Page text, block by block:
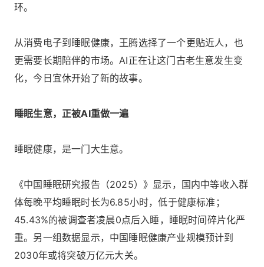
环。
从消费电子到睡眠健康，王腾选择了一个更贴近人，也
更需要长期陪伴的市场。AI正在让这门古老生意发生变
化，今日宜休开始了新的故事。
睡眠生意，正被AI重做一遍
睡眠健康，是一门大生意。
《中国睡眠研究报告（2025）》显示，国内中等收入群
体每晚平均睡眠时长为6.85小时，低于健康标准；
45.43%的被调查者凌晨0点后入睡，睡眠时间碎片化严
重。另一组数据显示，中国睡眠健康产业规模预计到
2030年或将突破万亿元大关。